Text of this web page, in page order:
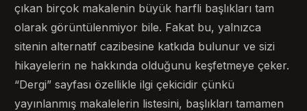
çıkan birçok makalenin büyük harfli başlıkları tam
olarak görüntülenmiyor bile. Fakat bu, yalnızca
sitenin alternatif cazibesine katkıda bulunur ve sizi
hikayelerin ne hakkında olduğunu keşfetmeye çeker.
“Dergi” sayfası özellikle ilgi çekicidir çünkü
yayınlanmış makalelerin listesini, başlıkları tamamen